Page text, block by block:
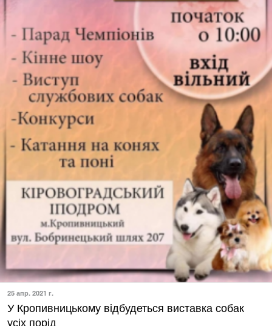
25 апр. 2021 г.
У Кропивницькому відбудеться виставка собак
усіх порід